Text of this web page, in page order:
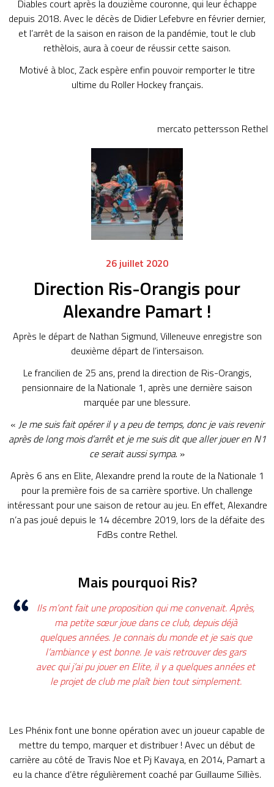
Diables court après la douzième couronne, qui leur échappe
depuis 2018. Avec le décès de Didier Lefebvre en février dernier,
et l’arrêt de la saison en raison de la pandémie, tout le club
rethèlois, aura à coeur de réussir cette saison.
Motivé à bloc, Zack espère enfin pouvoir remporter le titre
ultime du Roller Hockey français.
mercato pettersson Rethel
26 juillet 2020
Direction Ris-Orangis pour
Alexandre Pamart !
Après le départ de Nathan Sigmund, Villeneuve enregistre son
deuxième départ de l’intersaison.
Le francilien de 25 ans, prend la direction de Ris-Orangis,
pensionnaire de la Nationale 1, après une dernière saison
marquée par une blessure.
« Je me suis fait opérer il y a peu de temps, donc je vais revenir
après de long mois d’arrêt et je me suis dit que aller jouer en N1
ce serait aussi sympa. »
Après 6 ans en Elite, Alexandre prend la route de la Nationale 1
pour la première fois de sa carrière sportive. Un challenge
intéressant pour une saison de retour au jeu. En effet, Alexandre
n’a pas joué depuis le 14 décembre 2019, lors de la défaite des
FdBs contre Rethel.
Mais pourquoi Ris?
Ils m’ont fait une proposition qui me convenait. Après,
ma petite sœur joue dans ce club, depuis déjà
quelques années. Je connais du monde et je sais que
l’ambiance y est bonne. Je vais retrouver des gars
avec qui j’ai pu jouer en Elite, il y a quelques années et
le projet de club me plaît bien tout simplement.
Les Phénix font une bonne opération avec un joueur capable de
mettre du tempo, marquer et distribuer ! Avec un début de
carrière au côté de Travis Noe et Pj Kavaya, en 2014, Pamart a
eu la chance d’être régulièrement coaché par Guillaume Silliès.